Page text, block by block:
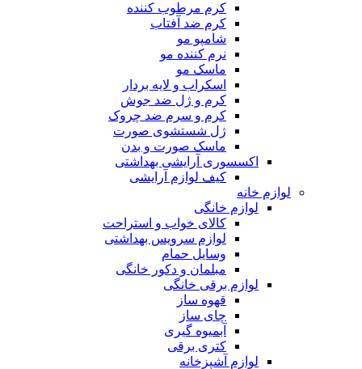
کرم مرطوب کننده
کرم ضد آفتاب
شامپو مو
نرم کننده مو
ماسک مو
اسکراب و لایه بردار
کرم و ژل ضد جوش
کرم و سرم ضد چروک
ژل شستشوی صورت
ماسک صورت و بدن
اکسسوری آرایشی بهداشتی
کیف لوازم آرایشی
لوازم خانه
لوازم خانگی
کالای خواب و استراحت
لوازم سرویس بهداشتی
وسایل حمام
مبلمان و دکور خانگی
لوازم برقی خانگی
قهوه ساز
چای ساز
آبمیوه گیری
کتری برقی
لوازم آشپزخانه